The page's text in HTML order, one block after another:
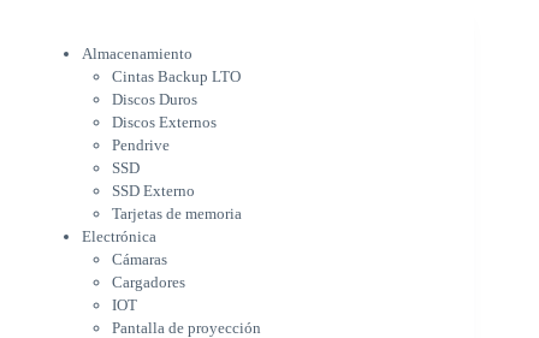
Cámaras
Cargadores
IOT
Pantalla de proyección
Pantallas
Parlantes
Proyectores
Relojes Inteligentes
Televisores
Gaming
Escritorios & Sillas
Hogar
Almacenamiento
Cintas Backup LTO
Discos Duros
Discos Externos
Pendrive
SSD
SSD Externo
Tarjetas de memoria
Electrónica
Cámaras
Cargadores
IOT
Pantalla de proyección